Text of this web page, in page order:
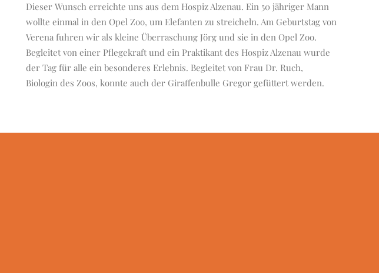
Dieser Wunsch erreichte uns aus dem Hospiz Alzenau. Ein 50 jähriger Mann
wollte einmal in den Opel Zoo, um Elefanten zu streicheln. Am Geburtstag von
Verena fuhren wir als kleine Überraschung Jörg und sie in den Opel Zoo.
Begleitet von einer Pflegekraft und ein Praktikant des Hospiz Alzenau wurde
der Tag für alle ein besonderes Erlebnis. Begleitet von Frau Dr. Ruch,
Biologin des Zoos, konnte auch der Giraffenbulle Gregor gefüttert werden.